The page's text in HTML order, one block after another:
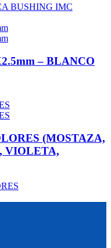
BUSHING IMC
– BLANCO
(MOSTAZA,
VIOLETA,